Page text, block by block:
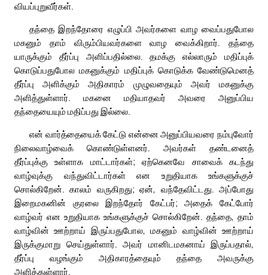
வியப்புறுவீர்கள்.
தந்தை இறந்தோரை எழுப்பி அவர்களை வாழ வைப்பதுபோல
மகனும் தாம் விரும்பியவர்களை வாழ வைக்கிறார். தந்தை
யாருக்கும் தீர்ப்பு அளிப்பதில்லை. தமக்கு எல்லாரும் மதிப்புக்
கொடுப்பதுபோல மகனுக்கும் மதிப்புக் கொடுக்க வேண்டுமெனத்
தீர்ப்பு அளிக்கும் அதிகாரம் முழுவதையும் அவர் மகனுக்கு
அளித்துள்ளார். மகனை மதியாதவர் அவரை அனுப்பிய
தந்தையையும் மதிப்பது இல்லை.
என் வார்த்தையைக் கேட்டு என்னை அனுப்பியவரை நம்புவோர்
நிலைவாழ்வைக் கொண்டுள்ளனர். அவர்கள் தண்டனைத்
தீர்ப்புக்கு உள்ளாக மாட்டார்கள்; ஏற்கெனவே சாவைக் கடந்து
வாழ்வுக்கு வந்துவிட்டார்கள் என உறுதியாக உங்களுக்குச்
சொல்கிறேன். காலம் வருகிறது; ஏன், வந்தேவிட்டது. அப்போது
இறைமகனின் குரலை இறந்தோர் கேட்பர்; அதைக் கேட்போர்
வாழ்வர் என உறுதியாக உங்களுக்குச் சொல்கிறேன். தந்தை, தாம்
வாழ்வின் ஊற்றாய் இருப்பதுபோல, மகனும் வாழ்வின் ஊற்றாய்
இருக்குமாறு செய்துள்ளார். அவர் மானிடமகனாய் இருப்பதால்,
தீர்ப்பு வழங்கும் அதிகாரத்தையும் தந்தை அவருக்கு
அளித்துள்ளார்.